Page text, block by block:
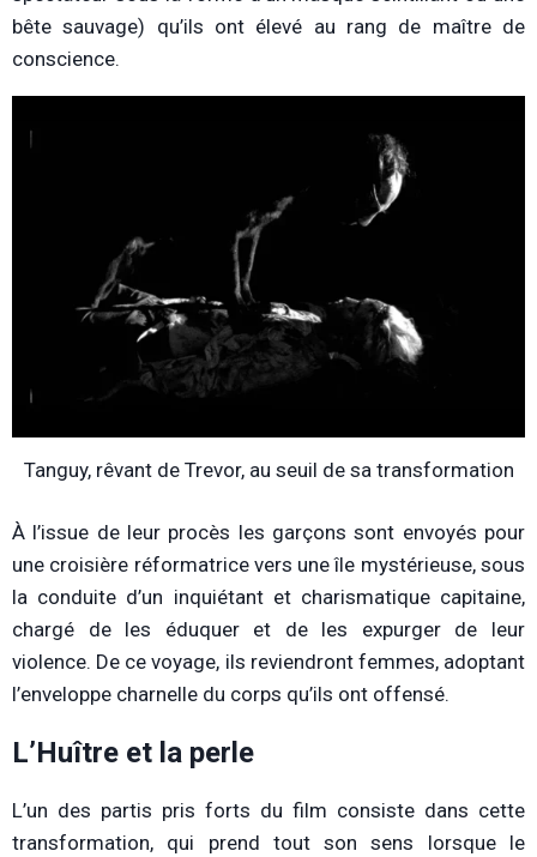
bête sauvage) qu’ils ont élevé au rang de maître de
conscience.
Tanguy, rêvant de Trevor, au seuil de sa transformation
À l’issue de leur procès les garçons sont envoyés pour
une croisière réformatrice vers une île mystérieuse, sous
la conduite d’un inquiétant et charismatique capitaine,
chargé de les éduquer et de les expurger de leur
violence. De ce voyage, ils reviendront femmes, adoptant
l’enveloppe charnelle du corps qu’ils ont offensé.
L’Huître et la perle
L’un des partis pris forts du film consiste dans cette
transformation, qui prend tout son sens lorsque le